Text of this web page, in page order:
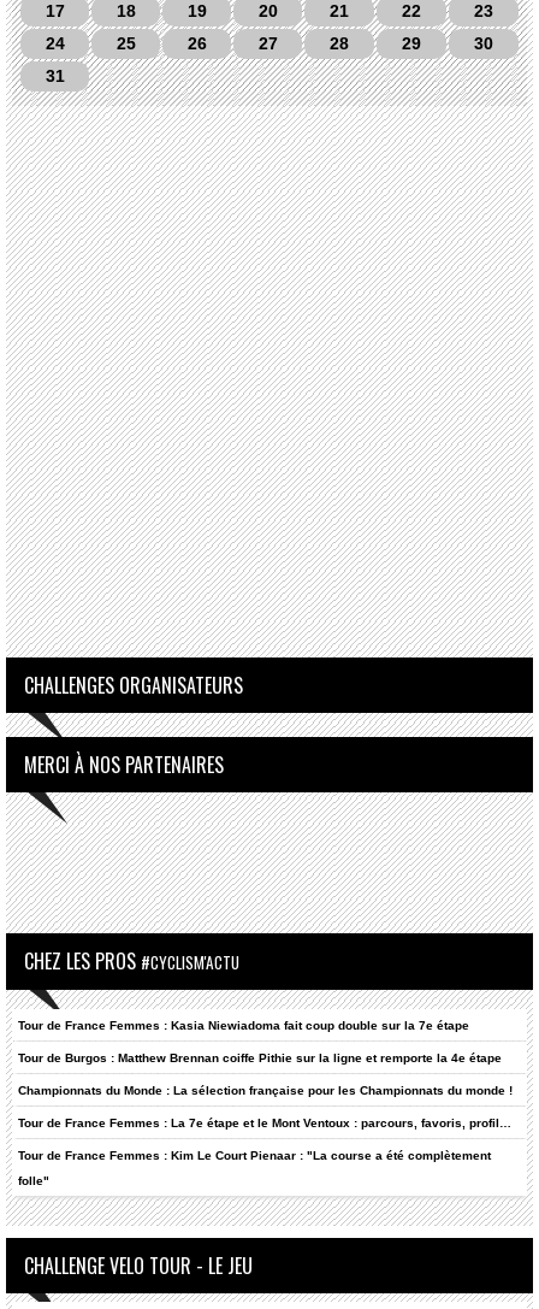
17
18 19 20 21 22
23
24
25 26 27 28 29
30
31
CHALLENGES ORGANISATEURS
MERCI À NOS PARTENAIRES
CHEZ LES PROS #CYCLISM'ACTU
Tour de France Femmes : Kasia Niewiadoma fait coup double sur la 7e étape
Tour de Burgos : Matthew Brennan coiffe Pithie sur la ligne et remporte la 4e étape
Championnats du Monde : La sélection française pour les Championnats du monde !
Tour de France Femmes : La 7e étape et le Mont Ventoux : parcours, favoris, profil…
Tour de France Femmes : Kim Le Court Pienaar : "La course a été complètement
folle"
CHALLENGE VELO TOUR - LE JEU